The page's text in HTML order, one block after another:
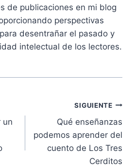
de publicaciones en mi blog
perspectivas
desentrañar el pasado y
intelectual de los lectores.
un
SIGUIENTE
Qué enseñanzas
podemos aprender del
cuento de Los Tres
Cerditos